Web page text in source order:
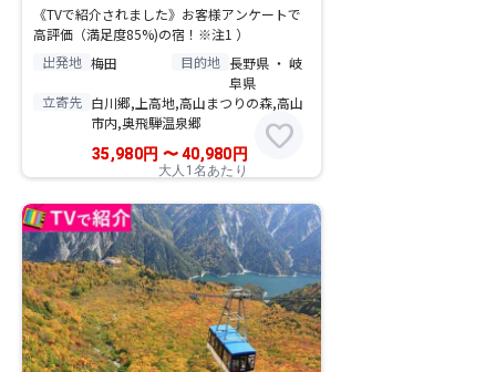
《TVで紹介されました》お客様アンケートで
高評価（満足度85%)の宿！※注1 ）
出発地 梅田 目的地 長野県 ・ 岐
阜県
立寄先 白川郷,上高地,高山まつりの森,高山
市内,奥飛騨温泉郷
35,980円 〜40,980 円
大人1名あたり
favorite